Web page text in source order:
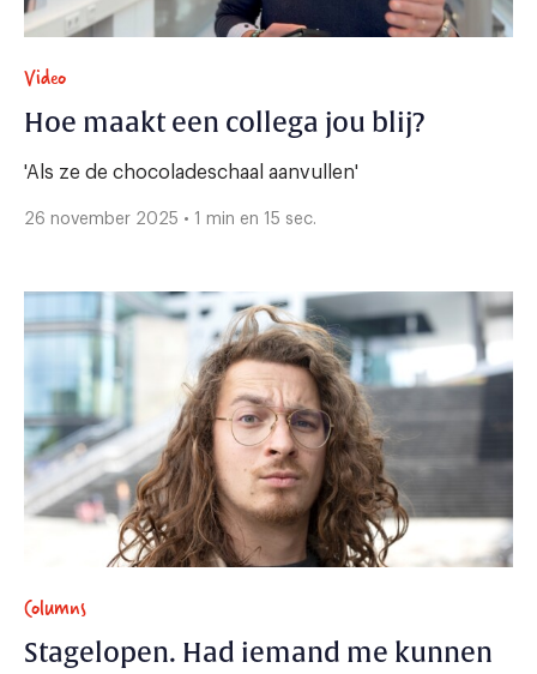
Video
Hoe maakt een collega jou blij?
'Als ze de chocoladeschaal aanvullen'
26 november 2025 • 1 min en 15 sec.
Columns
Stagelopen. Had iemand me kunnen